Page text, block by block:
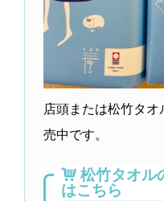
店頭または松竹タ
売中です。
松竹タオル
はこちら